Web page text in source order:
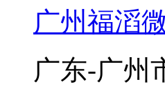
广州福滔
广东-广州